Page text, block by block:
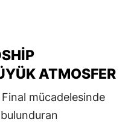
ATMOSFER
mücadelesinde